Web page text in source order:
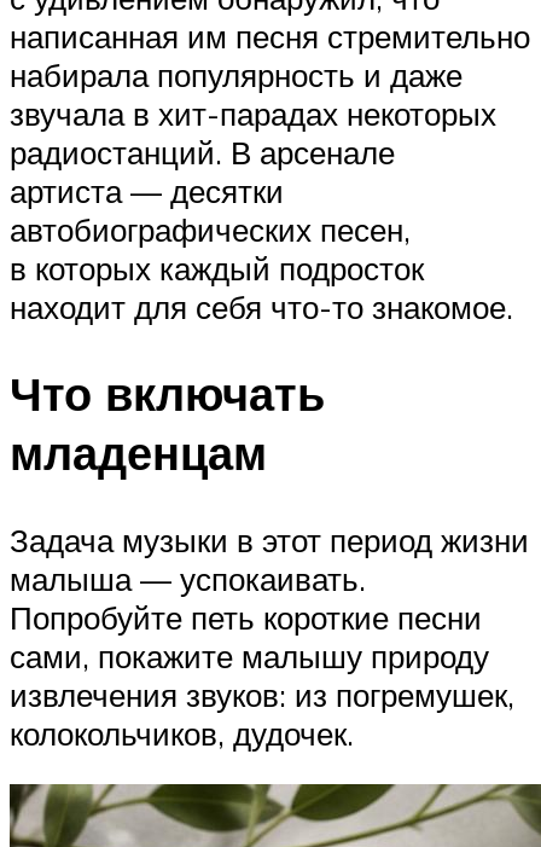
написанная им песня стремительно
набирала популярность и даже
звучала в хит-парадах некоторых
радиостанций. В арсенале
артиста — десятки
автобиографических песен,
в которых каждый подросток
находит для себя что-то знакомое.
Что включать
младенцам
Задача музыки в этот период жизни
малыша — успокаивать.
Попробуйте петь короткие песни
сами, покажите малышу природу
извлечения звуков: из погремушек,
колокольчиков, дудочек.